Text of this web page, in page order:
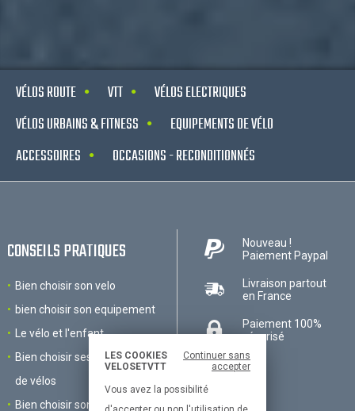
LES COOKIES
VELOSETVTT
Continuer sans
accepter
Vous avez la possibilité
VÉLOS ROUTE VTT
VÉLOS ELECTRIQUES
VÉLOS URBAINS & FITNESS
EQUIPEMENTS DE VÉLO
ACCESSOIRES
OCCASIONS - RECONDITIONNÉS
CONSEILS PRATIQUES
Bien choisir son velo
bien choisir son equipement
Le vélo et l'enfant
Bien choisir ses accessoires
de vélos
Bien choisir son VTT
Nouveau !
Paiement Paypal
Livraison partout
en France
Paiement 100%
sécurisé